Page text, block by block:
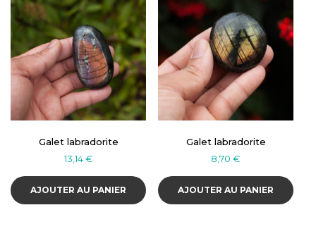
Galet labradorite
13,14€
AJOUTER AU PANIER
Galet labradorite
8,70€
AJOUTER AU PANIER